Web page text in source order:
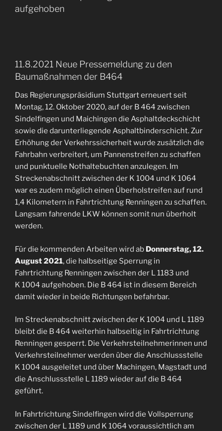
aufgehoben
11.8.2021 Neue Pressemeldung zu den
Baumaßnahmen der B464
Das Regierungspräsidium Stuttgart erneuert seit
Montag, 12. Oktober 2020, auf der B 464 zwischen
Sindelfingen und Maichingen die Asphaltdeckschicht
sowie die darunterliegende Asphaltbinderschicht. Zur
Erhöhung der Verkehrssicherheit wurde zusätzlich die
Fahrbahn verbreitert, um Pannenstreifen zu schaffen
und punktuelle Nothaltebuchten anzulegen. Im
Streckenabschnitt zwischen der K 1004 und K 1064
war es zudem möglich einen Überholstreifen auf rund
1,4 Kilometern in Fahrtrichtung Renningen zu schaffen.
Langsam fahrende LKW können somit nun überholt
werden.
Für die kommenden Arbeiten wird ab Donnerstag, 12.
August 2021, die halbseitige Sperrung in
Fahrtrichtung Renningen zwischen der L 1183 und
K 1004 aufgehoben. Die B 464 ist in diesem Bereich
damit wieder in beide Richtungen befahrbar.
Im Streckenabschnitt zwischen der K 1004 und L 1189
bleibt die B 464 weiterhin halbseitig in Fahrtrichtung
Renningen gesperrt. Die Verkehrsteilnehmerinnen und
Verkehrsteilnehmer werden über die Anschlussstelle
K 1004 ausgeleitet und über Machingen, Magstadt und
die Anschlussstelle L 1189 wieder auf die B 464
geführt.
In Fahrtrichtung Sindelfingen wird die Vollsperrung
zwischen der L 1189 und K 1064 voraussichtlich am